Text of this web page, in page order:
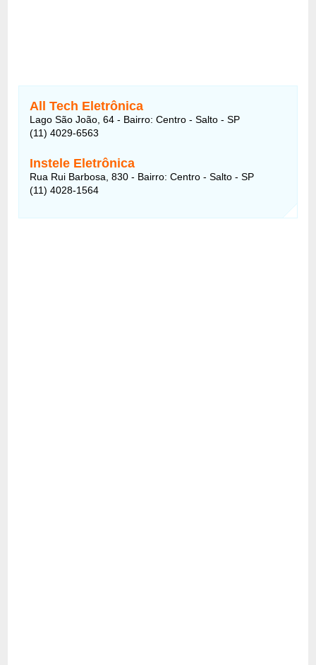
All Tech Eletrônica
Lago São João, 64 - Bairro: Centro - Salto - SP
(11) 4029-6563
Instele Eletrônica
Rua Rui Barbosa, 830 - Bairro: Centro - Salto - SP
(11) 4028-1564